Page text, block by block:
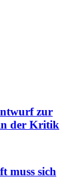
zur
in der Kritik
muss sich